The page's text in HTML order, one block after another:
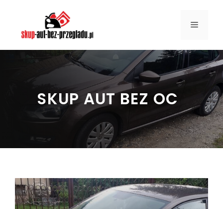
treści
MENU
SKUP AUT BEZ OC